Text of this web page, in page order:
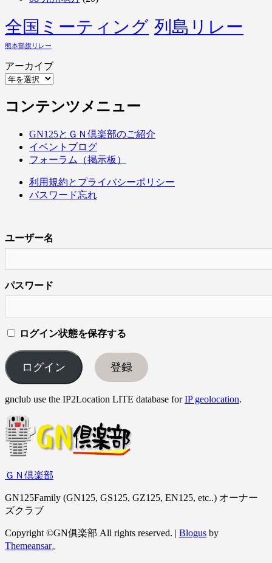
全国ミーティング 列島リレー
熊本部旗リレー
アーカイブ
コンテンツメニュー
GN125とＧＮ倶楽部のご紹介
イベントブログ
フォーラム（掲示板）
利用規約とプライバシーポリシー
パスワード忘れ
ユーザー名
パスワード
ログイン状態を保存する
登録
gnclub use the IP2Location LITE database forIP geolocation.
ＧＮ倶楽部
GN125Family (GN125, GS125, GZ125, EN125, etc..) オーナー
ズクラブ
Copyright ©GN俱楽部 All rights reserved. | Blogus by
Themeansar。